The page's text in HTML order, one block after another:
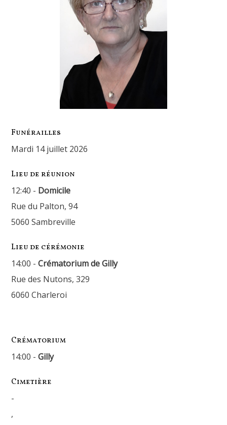
Funérailles
mardi 14 juillet 2026
Lieu de réunion
12:40 - Domicile
Rue du Palton, 94
5060 Sambreville
Lieu de cérémonie
14:00 -Crématorium de Gilly
Rue des Nutons, 329
6060 Charleroi
Crématorium
14:00 -Gilly
Cimetière
-
,